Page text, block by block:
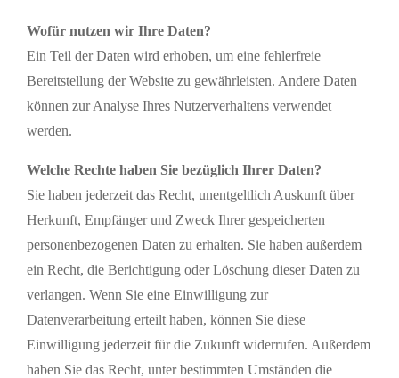
Wofür nutzen wir Ihre Daten?
Ein Teil der Daten wird erhoben, um eine fehlerfreie
Bereitstellung der Website zu gewährleisten. Andere Daten
können zur Analyse Ihres Nutzerverhaltens verwendet
werden.
Welche Rechte haben Sie bezüglich Ihrer Daten?
Sie haben jederzeit das Recht, unentgeltlich Auskunft über
Herkunft, Empfänger und Zweck Ihrer gespeicherten
personenbezogenen Daten zu erhalten. Sie haben außerdem
ein Recht, die Berichtigung oder Löschung dieser Daten zu
verlangen. Wenn Sie eine Einwilligung zur
Datenverarbeitung erteilt haben, können Sie diese
Einwilligung jederzeit für die Zukunft widerrufen. Außerdem
haben Sie das Recht, unter bestimmten Umständen die